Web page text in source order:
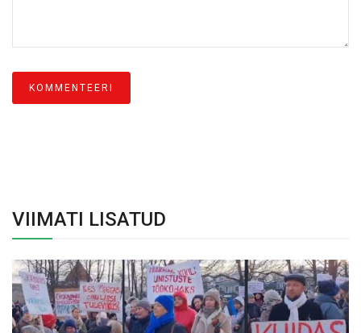
VIIMATI LISATUD